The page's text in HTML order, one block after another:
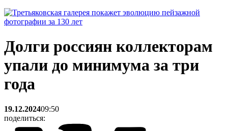
Долги россиян коллекторам
упали до минимума за три
года
19.12.202409:50
поделиться: